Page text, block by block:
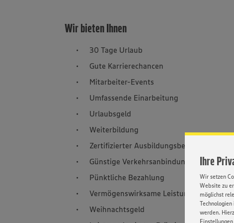
Ihre
Wir setzen
Website zu
möglichst
werden.
Wir bieten Ihnen
30 Tage Urlaub
Gute Karrierechancen
Mitarbeiter-Events
Umfassende Einarbeitung
Urlaubsgeld
Weiterbildung
Zertifizierter Ausbildungsbetrieb
Günstige Verkehrsanbindung
Pünktliche Bezahlung
Vermögenswirksame Leistungen
Weihnachtsgeld